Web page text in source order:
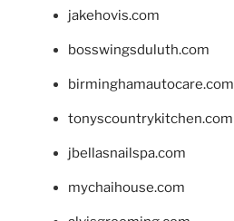
jakehovis.com
bosswingsduluth.com
birminghamautocare.com
tonyscountrykitchen.com
jbellasnailspa.com
mychaihouse.com